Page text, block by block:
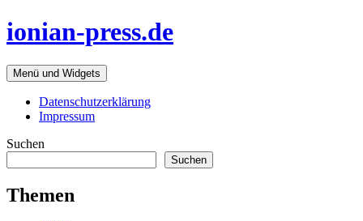
Zum
Inhalt
ionian-press.de
Menü und Widgets
Datenschutzerklärung
Impressum
Suchen
Suchen
Themen